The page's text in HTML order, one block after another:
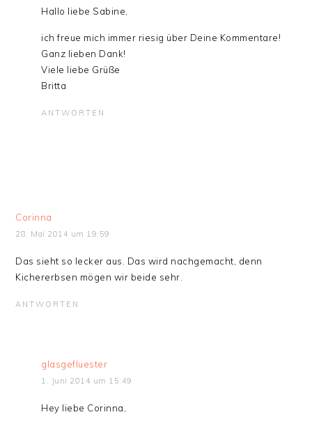
Hallo liebe Sabine,
ich freue mich immer riesig über Deine Kommentare!
Ganz lieben Dank!
Viele liebe Grüße
Britta
ANTWORTEN
Corinna
28. Mai 2014 um 19:59
Das sieht so lecker aus. Das wird nachgemacht, denn
Kichererbsen mögen wir beide sehr.
ANTWORTEN
glasgefluester
1. Juni 2014 um 15:49
Hey liebe Corinna,